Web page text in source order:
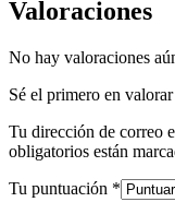
Valoraciones
No hay valoraciones
Sé el primero en
Tu dirección de correo
obligatorios están
Tu puntuación *